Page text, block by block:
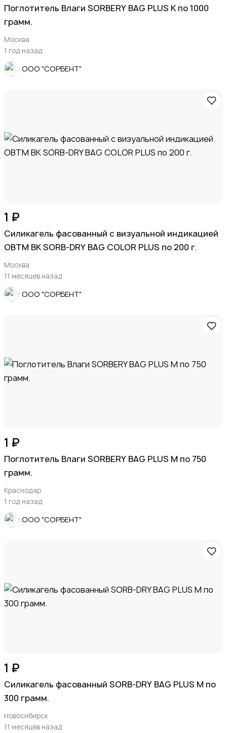
Поглотитель Влаги SORBERY BAG PLUS K по 1000
грамм.
Москва
1 год назад
ООО "СОРБЕНТ"
1 ₽
Силикагель фасованный с визуальной индикацией
ОВТМ ВК SORB-DRY BAG COLOR PLUS по 200 г.
Москва
11 месяцев назад
ООО "СОРБЕНТ"
1 ₽
Поглотитель Влаги SORBERY BAG PLUS M по 750
грамм.
Краснодар
1 год назад
ООО "СОРБЕНТ"
1 ₽
Силикагель фасованный SORB-DRY BAG PLUS M по
300 грамм.
Новосибирск
11 месяцев назад